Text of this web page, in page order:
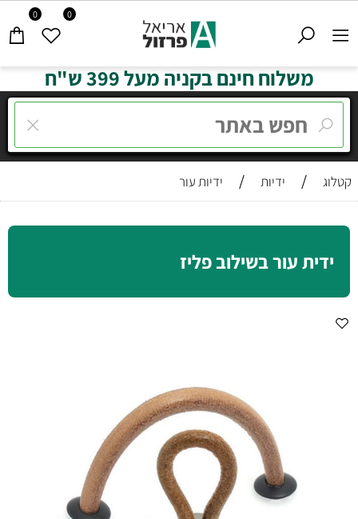
0 0
משלוח חינם בקניה מעל 399 ש"ח
קטלוג / ידיות / ידיות עור
ידית עור בשילוב פליז